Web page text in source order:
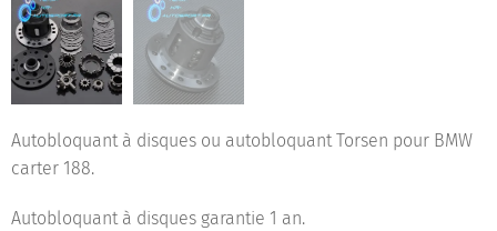
Autobloquant à disques ou autobloquant Torsen pour BMW
carter 188.
Autobloquant à disques garantie 1 an.